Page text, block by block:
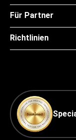
Für Partner
Richtlinien